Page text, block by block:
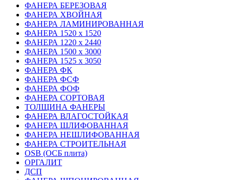
ФАНЕРА БЕРЕЗОВАЯ
ФАНЕРА ХВОЙНАЯ
ФАНЕРА ЛАМИНИРОВАННАЯ
ФАНЕРА 1520 х 1520
ФАНЕРА 1220 х 2440
ФАНЕРА 1500 х 3000
ФАНЕРА 1525 х 3050
ФАНЕРА ФК
ФАНЕРА ФСФ
ФАНЕРА ФОФ
ФАНЕРА СОРТОВАЯ
ТОЛЩИНА ФАНЕРЫ
ФАНЕРА ВЛАГОСТОЙКАЯ
ФАНЕРА ШЛИФОВАННАЯ
ФАНЕРА НЕШЛИФОВАННАЯ
ФАНЕРА СТРОИТЕЛЬНАЯ
OSB (ОСБ плита)
ОРГАЛИТ
ДСП